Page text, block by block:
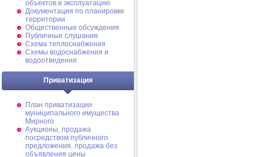
объектов в эксплуатацию
Документация по планировке
территории
Общественные обсуждения
Публичные слушания
Схема теплоснабжения
Схемы водоснабжения и
водоотведения
Приватизация
План приватизации
муниципального имущества
Мирного
Аукционы, продажа
посредством публичного
предложения, продажа без
объявления цены